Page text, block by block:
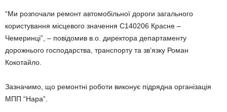
“Ми розпочали ремонт автомобільної дороги загального
користування місцевого значення С140206 Красне –
Чемеринці”, – повідомив в.о. директора департаменту
дорожнього господарства, транспорту та зв’язку Роман
Кокотайло.
Зазначимо, що ремонтні роботи виконує підрядна організація
МПП “Нара”.